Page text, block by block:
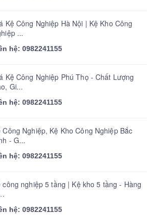
Kệ Công Nghiệp Hà Nội | Kệ Kho Công
...
hệ: 0982241155
Kệ Công Nghiệp Phú Thọ - Chất Lượng
Gi...
hệ: 0982241155
Công Nghiệp, Kệ Kho Công Nghiệp Bắc
- G...
hệ: 0982241155
công nghiệp 5 tầng | Kệ kho 5 tầng - Hàng
hệ: 0982241155